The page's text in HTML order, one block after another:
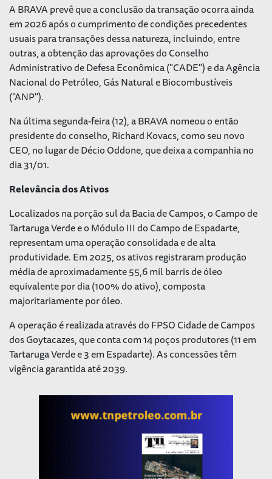
A BRAVA prevê que a conclusão da transação ocorra ainda
em 2026 após o cumprimento de condições precedentes
usuais para transações dessa natureza, incluindo, entre
outras, a obtenção das aprovações do Conselho
Administrativo de Defesa Econômica ("CADE") e da Agência
Nacional do Petróleo, Gás Natural e Biocombustíveis
("ANP").
Na última segunda-feira (12), a BRAVA nomeou o então
presidente do conselho, Richard Kovacs, como seu novo
CEO, no lugar de Décio Oddone, que deixa a companhia no
dia 31/01.
Relevância dos Ativos
Localizados na porção sul da Bacia de Campos, o Campo de
Tartaruga Verde e o Módulo III do Campo de Espadarte,
representam uma operação consolidada e de alta
produtividade. Em 2025, os ativos registraram produção
média de aproximadamente 55,6 mil barris de óleo
equivalente por dia (100% do ativo), composta
majoritariamente por óleo.
A operação é realizada através do FPSO Cidade de Campos
dos Goytacazes, que conta com 14 poços produtores (11 em
Tartaruga Verde e 3 em Espadarte). As concessões têm
vigência garantida até 2039.